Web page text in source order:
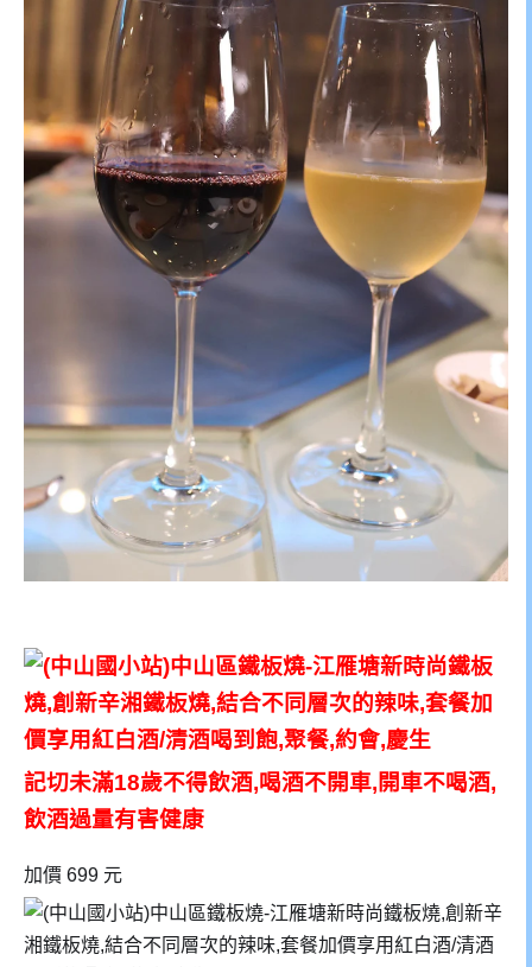
記切未滿18歲不得飲酒,喝酒不開車,開車不喝酒,
飲酒過量有害健康
加價 699 元